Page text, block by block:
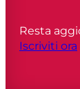
Resta
Iscriviti ora